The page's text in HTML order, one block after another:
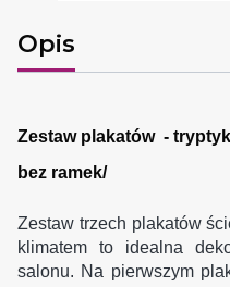
Opis
Zestaw plakatów -
bez ramek/
Zestaw trzech plakatów
klimatem to idealna
salonu. Na pierwszym